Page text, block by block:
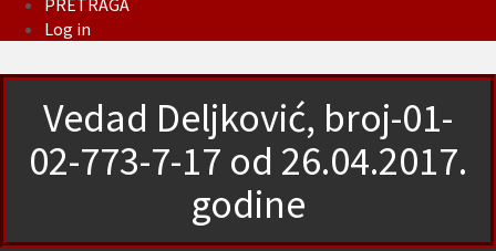
PRETRAGA
Log in
Vedad Deljković, broj-01-
02-773-7-17 od 26.04.2017.
godine